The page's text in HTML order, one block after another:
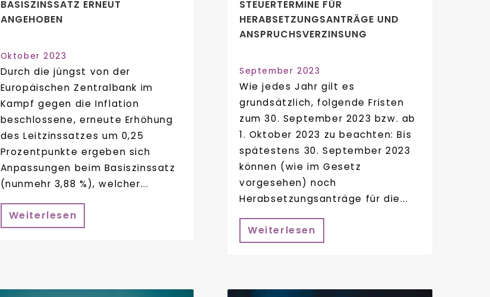
BASISZINSSATZ ERNEUT
ANGEHOBEN
Oktober 2023
Durch die jüngst von der
Europäischen Zentralbank im
Kampf gegen die Inflation
beschlossene, erneute Erhöhung
des Leitzinssatzes um 0,25
Prozentpunkte ergeben sich
Anpassungen beim Basiszinssatz
(nunmehr 3,88 %), welcher...
Weiterlesen
STEUERTERMINE FÜR
HERABSETZUNGSANTRÄGE UND
ANSPRUCHSVERZINSUNG
September 2023
Wie jedes Jahr gilt es
grundsätzlich, folgende Fristen
zum 30. September 2023 bzw. ab
1. Oktober 2023 zu beachten: Bis
spätestens 30. September 2023
können (wie im Gesetz
vorgesehen) noch
Herabsetzungsanträge für die...
Weiterlesen